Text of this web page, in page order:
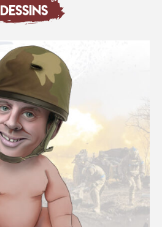
DESSINS